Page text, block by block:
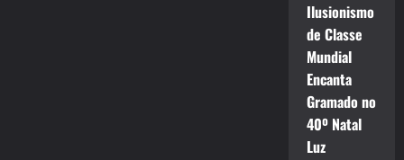
Ilusionismo
de Classe
Mundial
Encanta
Gramado no
40º Natal
Luz